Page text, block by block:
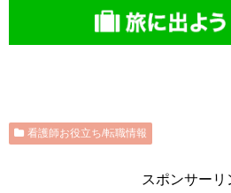
看護師お役立ち/転職情報
スポンサーリ